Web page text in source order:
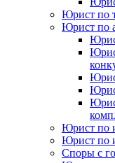
Юрист по
Юрист по
Юрист по
Юрист по
Споры с